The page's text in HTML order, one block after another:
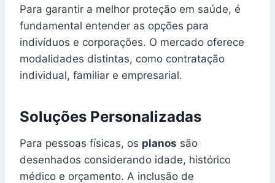
Para garantir a melhor proteção em saúde, é
fundamental entender as opções para
indivíduos e corporações. O mercado oferece
modalidades distintas, como contratação
individual, familiar e empresarial.
Soluções Personalizadas
Para pessoas físicas, os planos são
desenhados considerando idade, histórico
médico e orçamento. A inclusão de